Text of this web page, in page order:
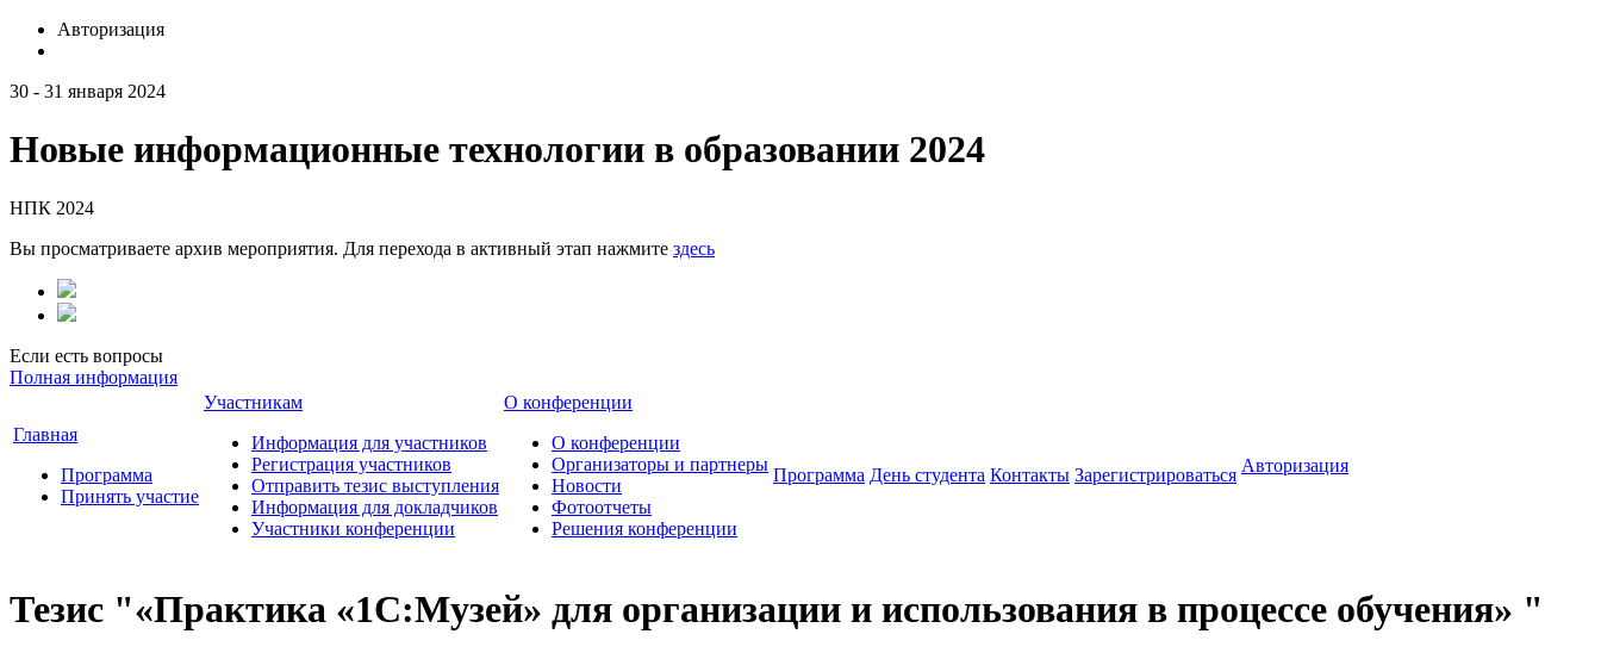
Авторизация
30 - 31 января 2024
Новые информационные технологии в образовании 2024
НПК 2024
Вы просматриваете архив мероприятия. Для перехода в активный этап нажмите здесь
Если есть вопросы
Полная информация
Главная
Программа
Принять участие
Участникам
Информация для участников
Регистрация участников
Отправить тезис выступления
Информация для докладчиков
Участники конференции
О конференции
О конференции
Организаторы и партнеры
Новости
Фотоотчеты
Решения конференции
Программа День студента Контакты Зарегистрироваться Авторизация
Тезис "«Практика «1С:Музей» для организации и использования в процессе обучения» "